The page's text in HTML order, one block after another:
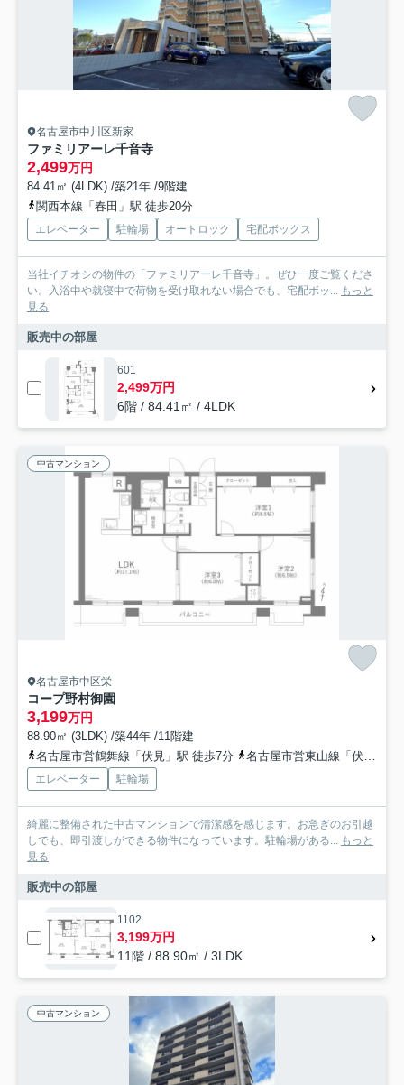
名古屋市中川区新家
ファミリアーレ千音寺
2,499万円
84.41㎡ (4LDK) /築21年 /9階建
関西本線「春田」駅 徒歩20分
エレベーター 駐輪場 オートロック 宅配ボックス
当社イチオシの物件の「ファミリアーレ千音寺」。ぜひ一度ご覧くださ
い。入浴中や就寝中で荷物を受け取れない場合でも、宅配ボッ...
もっと
見る
販売中の部屋
601
2,499万円
6階 / 84.41㎡ / 4LDK
中古マンション
名古屋市中区栄
コープ野村御園
3,199万円
88.90㎡ (3LDK) /築44年 /11階建
名古屋市営鶴舞線「伏見」駅 徒歩7分
名古屋市営東山線「伏見」駅 徒歩7分
エレベーター 駐輪場
綺麗に整備された中古マンションで清潔感を感じます。お急ぎのお引越
しでも、即引渡しができる物件になっています。駐輪場がある...
もっと
見る
販売中の部屋
1102
3,199万円
11階 / 88.90㎡ / 3LDK
中古マンション